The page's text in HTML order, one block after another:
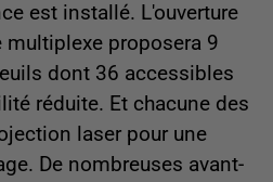
est installé. L'ouverture
multiplexe proposera 9
dont 36 accessibles
réduite. Et chacune des
laser pour une
De nombreuses avant-